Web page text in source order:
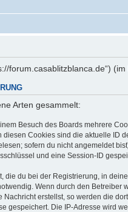
forum.casablitzblanca.de“)
Arten gesammelt:
Besuch des Boards mehrere
Cookies sind die aktuelle ID
sofern du nicht angemeldet
und eine Session-ID
die du bei der Registrierung, in
Wenn durch den Betreiber
erstellst, so werden die
gespeichert. Die IP-Adresse wird